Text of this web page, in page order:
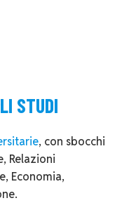
STUDI
, con sbocchi
Relazioni
Economia,